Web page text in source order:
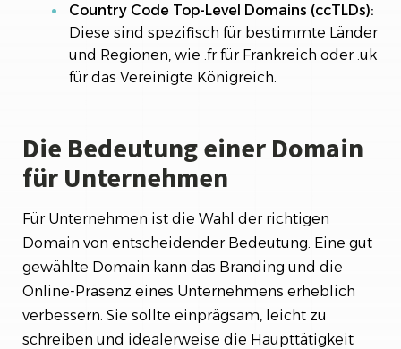
Country Code Top-Level Domains (ccTLDs):
Diese sind spezifisch für bestimmte Länder
und Regionen, wie .fr für Frankreich oder .uk
für das Vereinigte Königreich.
Die Bedeutung einer Domain
für Unternehmen
Für Unternehmen ist die Wahl der richtigen
Domain von entscheidender Bedeutung. Eine gut
gewählte Domain kann das Branding und die
Online-Präsenz eines Unternehmens erheblich
verbessern. Sie sollte einprägsam, leicht zu
schreiben und idealerweise die Haupttätigkeit